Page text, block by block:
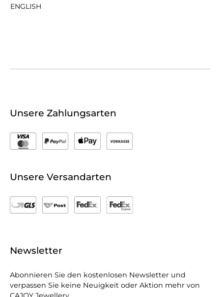
ENGLISH
Unsere Zahlungsarten
Unsere Versandarten
Newsletter
Abonnieren Sie den kostenlosen Newsletter und
verpassen Sie keine Neuigkeit oder Aktion mehr von